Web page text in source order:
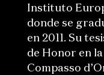
Instituto
donde se
en 2011. Su
de Honor en
Compasso